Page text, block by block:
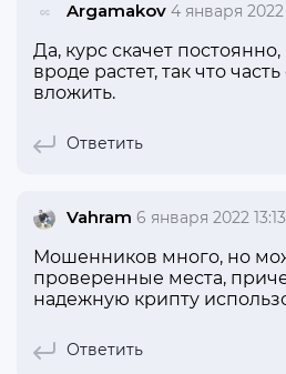
Argamakov 4 января 2022
Да, курс скачет
вроде растет, так что
вложить.
Ответить
Vahram 6 января 2022 13:13
Мошенников много, но
проверенные места,
надежную крипту
Ответить